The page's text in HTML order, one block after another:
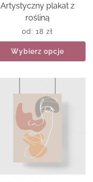
Artystyczny plakat z
rośliną
od: 18 zł
Wybierz opcje